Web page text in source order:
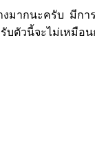
มากนะครับ มีก
บตัวนี้จะไม่เหมือ